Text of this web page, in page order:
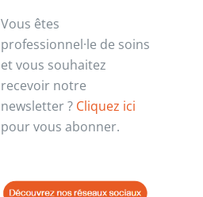
Vous êtes
professionnel·le de soins
et vous souhaitez
recevoir notre
newsletter ? Cliquez ici
pour vous abonner.